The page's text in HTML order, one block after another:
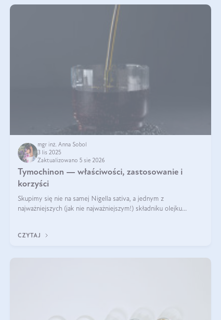
mgr inż. Anna Sobol
3 lis 2025
Zaktualizowano 5 sie 2026
Tymochinon — właściwości, zastosowanie i
korzyści
Skupimy się nie na samej Nigella sativa, a jednym z
najważniejszych (jak nie najważniejszym!) składniku olejku
CZYTAJ